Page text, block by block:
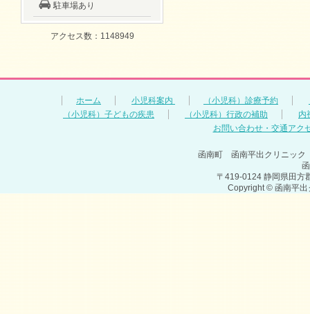
駐車場あり
アクセス数：1148949
ホーム 小児科案内 （小児科）診療予約
（小児科）子どもの疾患
（小児科）行政の補助
内
お問い合わせ・交通アク
函南町 函南平出クリニ
〒419-0124 静岡県田方
Copyright © 函南平出